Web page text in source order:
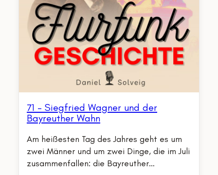
71 – Siegfried Wagner und der
Bayreuther Wahn
Am heißesten Tag des Jahres geht es um
zwei Männer und um zwei Dinge, die im Juli
zusammenfallen: die Bayreuther…